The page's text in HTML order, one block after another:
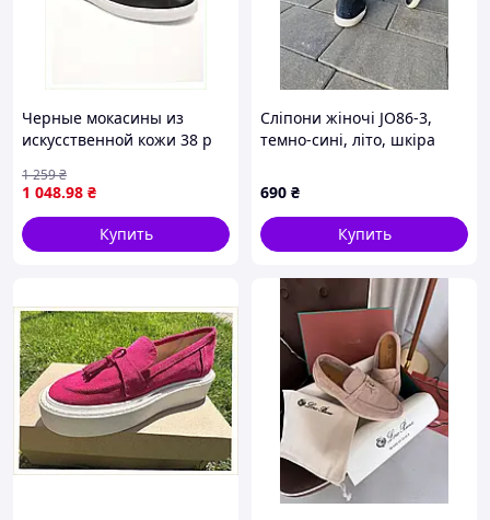
Черные мокасины из
искусственной кожи 38 р
1 048.98 ₴
1 259₴
Купить
Сліпони жіночі JO86-3,
темно-сині, літо, шкіра
690 ₴
Купить